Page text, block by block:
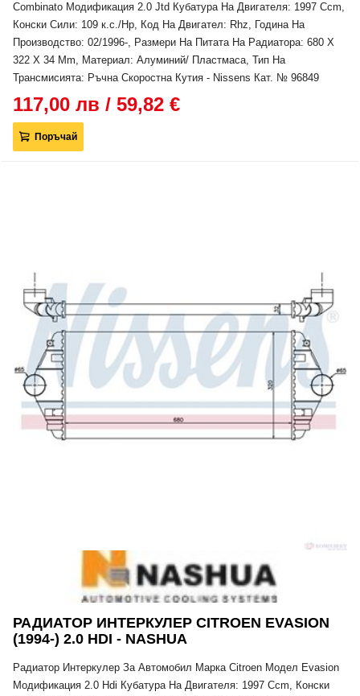
Combinato Модификация 2.0 Jtd Кубатура На Двигателя: 1997 Ccm,
Конски Сили: 109 к.с./Hp, Код На Двигател: Rhz, Година На
Производство: 02/1996-, Размери На Питата На Радиатора: 680 X
322 X 34 Mm, Материал: Алуминий/ Пластмаса, Тип На
Трансмисията: Ръчна Скоростна Кутия - Nissens Кат. № 96849
117,00 лв / 59,82 €
Поръчай
РАДИАТОР ИНТЕРКУЛЕР CITROEN EVASION
(1994-) 2.0 HDI - NASHUA
Радиатор Интеркулер За Автомобил Марка Citroen Модел Evasion
Модификация 2.0 Hdi Кубатура На Двигателя: 1997 Ccm, Конски